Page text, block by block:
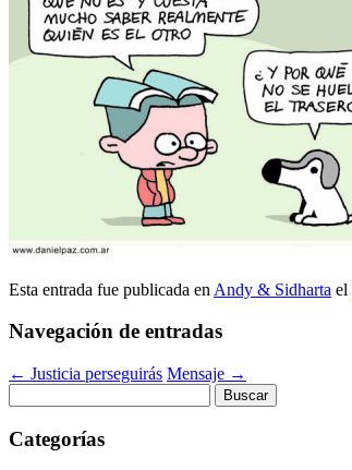
Esta entrada fue publicada en Andy & Sidharta el
Navegación de entradas
← Justicia perseguirás Mensaje →
Categorías